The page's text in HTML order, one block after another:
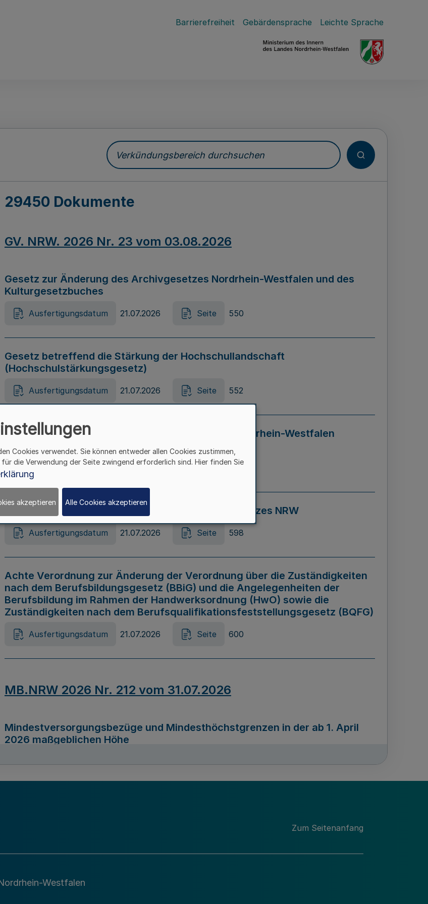
Barrierefreiheit Gebärdensprache Leichte Sprache
Verkündungsbereich durchsuchen
29450 Dokumente
GV. NRW. 2026 Nr. 23 vom 03.08.2026
Gesetz zur Änderung des Archivgesetzes Nordrhein-Westfalen und des
Kulturgesetzbuches
Ausfertigungsdatum 21.07.2026 Seite 550
Gesetz betreffend die Stärkung der Hochschullandschaft
(Hochschulstärkungsgesetz)
Ausfertigungsdatum 21.07.2026 Seite 552
Gesetz zur Vermeidung von Diskriminierung in Nordrhein-Westfalen
(Landesantidiskriminierungsgesetz – LADG NRW)
Ausfertigungsdatum 21.07.2026 Seite 595
Gesetz zur Änderung des Online-Casinospiel Gesetzes NRW
Ausfertigungsdatum 21.07.2026 Seite 598
Achte Verordnung zur Änderung der Verordnung über die Zuständigkeiten
nach dem Berufsbildungsgesetz (BBiG) und die Angelegenheiten der
Berufsbildung im Rahmen der Handwerksordnung (HwO) sowie die
Zuständigkeiten nach dem Berufsqualifikationsfeststellungsgesetz (BQFG)
Ausfertigungsdatum 21.07.2026 Seite 600
MB.NRW 2026 Nr. 212 vom 31.07.2026
Mindestversorgungsbezüge und Mindesthöchstgrenzen in der ab 1. April
2026 maßgeblichen Höhe
Richtlinie zur Durchführung des Förderprogramms „Mittelstand Innovativ &
Zum Seitenanfang
Westfalen
Cookies verwendet. Sie können entweder allen Cookies zustimmen,
die Verwendung der Seite zwingend erforderlich sind. Hier finden Sie
akzeptieren Alle Cookies akzeptieren